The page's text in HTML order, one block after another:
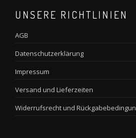
UNSERE RICHTLINIEN
AGB
Datenschutzerklärung
Impressum
Versand und Lieferzeiten
Widerrufsrecht und